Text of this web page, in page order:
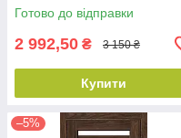
Готово до відправки
2 992,50 ₴ 3 150 ₴
Купити
–5%